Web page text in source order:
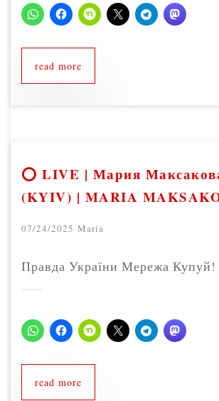
read more
⭕ LIVE | Мария
(KYIV) | MARIA
07/24/2025 Maria
Правда України Мережа Купуй!
read more